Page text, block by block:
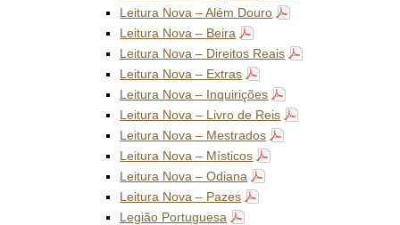
Leitura Nova – Além Douro
Leitura Nova – Beira
Leitura Nova – Direitos Reais
Leitura Nova – Extras
Leitura Nova – Inquirições
Leitura Nova – Livro de Reis
Leitura Nova – Mestrados
Leitura Nova – Místicos
Leitura Nova – Odiana
Leitura Nova – Pazes
Legião Portuguesa